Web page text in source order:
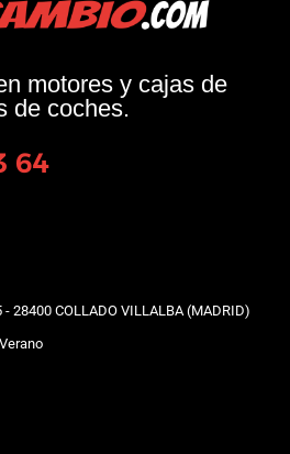
motores y cajas de
de coches.
64
- 28400 COLLADO VILLALBA (MADRID)